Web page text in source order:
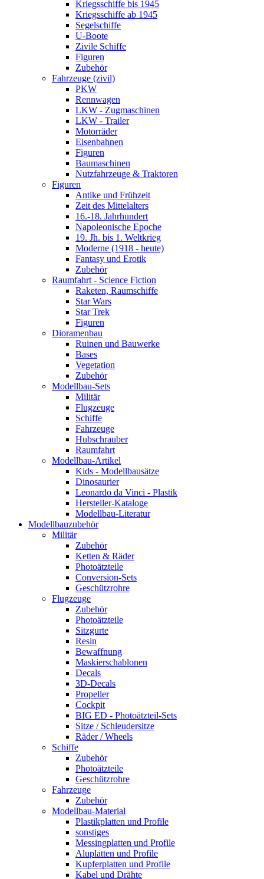
Kriegsschiffe bis 1945
Kriegsschiffe ab 1945
Segelschiffe
U-Boote
Zivile Schiffe
Figuren
Zubehör
Fahrzeuge (zivil)
PKW
Rennwagen
LKW - Zugmaschinen
LKW - Trailer
Motorräder
Eisenbahnen
Figuren
Baumaschinen
Nutzfahrzeuge & Traktoren
Figuren
Antike und Frühzeit
Zeit des Mittelalters
16.-18. Jahrhundert
Napoleonische Epoche
19. Jh. bis 1. Weltkrieg
Moderne (1918 - heute)
Fantasy und Erotik
Zubehör
Raumfahrt - Science Fiction
Raketen, Raumschiffe
Star Wars
Star Trek
Figuren
Dioramenbau
Ruinen und Bauwerke
Bases
Vegetation
Zubehör
Modellbau-Sets
Militär
Flugzeuge
Schiffe
Fahrzeuge
Hubschrauber
Raumfahrt
Modellbau-Artikel
Kids - Modellbausätze
Dinosaurier
Leonardo da Vinci - Plastik
Hersteller-Kataloge
Modellbau-Literatur
Modellbauzubehör
Militär
Zubehör
Ketten & Räder
Photoätzteile
Conversion-Sets
Geschützrohre
Flugzeuge
Zubehör
Photoätzteile
Sitzgurte
Resin
Bewaffnung
Maskierschablonen
Decals
3D-Decals
Propeller
Cockpit
BIG ED - Photoätzteil-Sets
Sitze / Schleudersitze
Räder / Wheels
Schiffe
Zubehör
Photoätzteile
Geschützrohre
Fahrzeuge
Zubehör
Modellbau-Material
Plastikplatten und Profile
sonstiges
Messingplatten und Profile
Aluplatten und Profile
Kupferplatten und Profile
Kabel und Drähte